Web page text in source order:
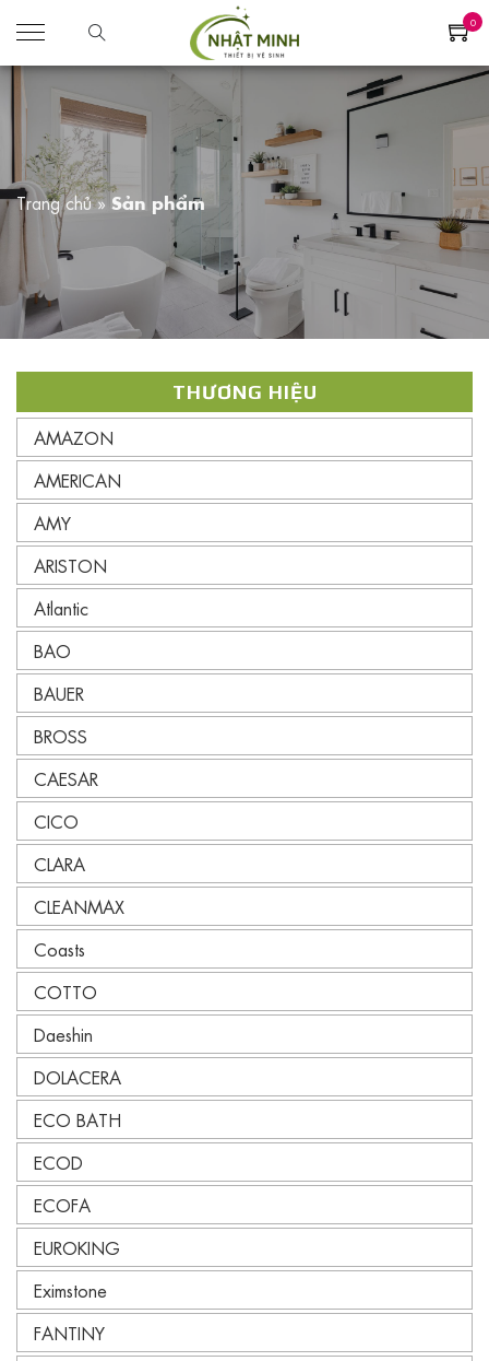
0
Trang chủ» Sản phẩm
THƯƠNG HIỆU
AMAZON
AMERICAN
AMY
ARISTON
Atlantic
BAO
BAUER
BROSS
CAESAR
CICO
CLARA
CLEANMAX
Coasts
COTTO
Daeshin
DOLACERA
ECO BATH
ECOD
ECOFA
EUROKING
Eximstone
FANTINY